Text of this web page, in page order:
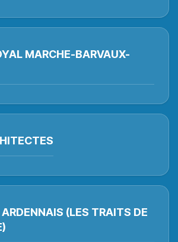
MARCHE-BARVAUX-
(LES TRAITS DE